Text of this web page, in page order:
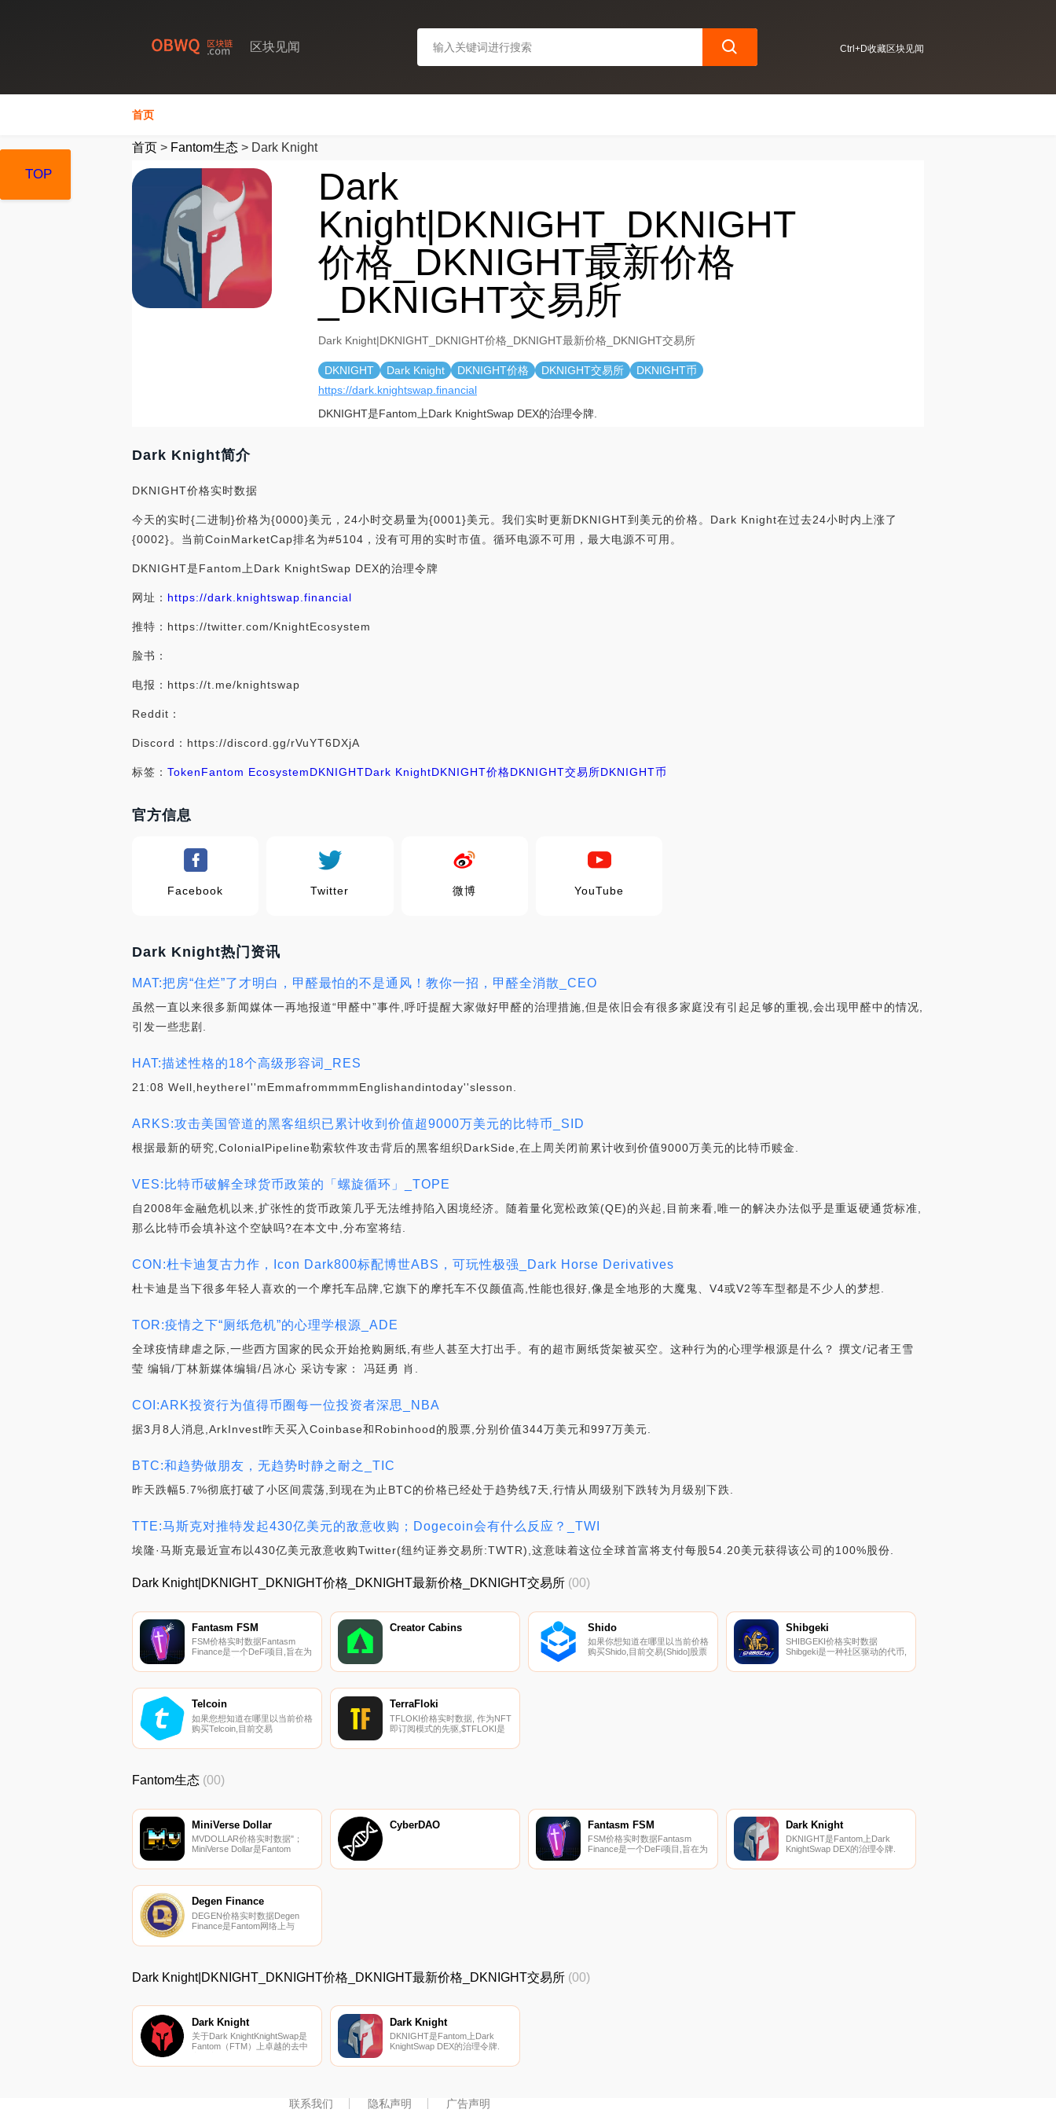
区块见闻 Ctrl+D收藏区块见闻
首页
首页 > Fantom生态 > Dark Knight
Dark
Knight|DKNIGHT_DKNIGHT
价格_DKNIGHT最新价格
_DKNIGHT交易所
Dark Knight|DKNIGHT_DKNIGHT价格_DKNIGHT最新价格_DKNIGHT交易所
DKNIGHT Dark Knight DKNIGHT价格 DKNIGHT交易所
DKNIGHT币
https://dark.knightswap.financial
DKNIGHT是Fantom上Dark KnightSwap DEX的治理令牌.
Dark Knight简介
DKNIGHT价格实时数据
今天的实时{二进制}价格为{0000}美元，24小时交易量为{0001}美元。我们实时更新DKNIGHT到美元的价格。Dark Knight在过去24小时内上涨了
{0002}。当前CoinMarketCap排名为#5104，没有可用的实时市值。循环电源不可用，最大电源不可用。
DKNIGHT是Fantom上Dark KnightSwap DEX的治理令牌
网址： https://dark.knightswap.financial
推特：https://twitter.com/KnightEcosystem
脸书：
电报：https://t.me/knightswap
Reddit：
Discord：https://discord.gg/rVuYT6DXjA
标签： TokenFantom EcosystemDKNIGHTDark KnightDKNIGHT价格DKNIGHT交易所DKNIGHT币
官方信息
Facebook Twitter 微博 YouTube
Dark Knight热门资讯
MAT:把房“住烂”了才明白，甲醛最怕的不是通风！教你一招，甲醛全消散_CEO
虽然一直以来很多新闻媒体一再地报道“甲醛中”事件,呼吁提醒大家做好甲醛的治理措施,但是依旧会有很多家庭没有引起足够的重视,会出现甲醛中的情况,
引发一些悲剧.
HAT:描述性格的18个高级形容词_RES
21:08 Well,heythereI''mEmmafrommmmEnglishandintoday''slesson.
ARKS:攻击美国管道的黑客组织已累计收到价值超9000万美元的比特币_SID
根据最新的研究,ColonialPipeline勒索软件攻击背后的黑客组织DarkSide,在上周关闭前累计收到价值9000万美元的比特币赎金.
VES:比特币破解全球货币政策的「螺旋循环」_TOPE
自2008年金融危机以来,扩张性的货币政策几乎无法维持陷入困境经济。随着量化宽松政策(QE)的兴起,目前来看,唯一的解决办法似乎是重返硬通货标准,
那么比特币会填补这个空缺吗?在本文中,分布室将结.
CON:杜卡迪复古力作，Icon Dark800标配博世ABS，可玩性极强_Dark Horse Derivatives
杜卡迪是当下很多年轻人喜欢的一个摩托车品牌,它旗下的摩托车不仅颜值高,性能也很好,像是全地形的大魔鬼、V4或V2等车型都是不少人的梦想.
TOR:疫情之下“厕纸危机”的心理学根源_ADE
全球疫情肆虐之际,一些西方国家的民众开始抢购厕纸,有些人甚至大打出手。有的超市厕纸货架被买空。这种行为的心理学根源是什么？ 撰文/记者王雪
莹 编辑/丁林新媒体编辑/吕冰心 采访专家： 冯廷勇 肖.
COI:ARK投资行为值得币圈每一位投资者深思_NBA
据3月8人消息,ArkInvest昨天买入Coinbase和Robinhood的股票,分别价值344万美元和997万美元.
BTC:和趋势做朋友，无趋势时静之耐之_TIC
昨天跌幅5.7%彻底打破了小区间震荡,到现在为止BTC的价格已经处于趋势线7天,行情从周级别下跌转为月级别下跌.
TTE:马斯克对推特发起430亿美元的敌意收购；Dogecoin会有什么反应？_TWI
埃隆·马斯克最近宣布以430亿美元敌意收购Twitter(纽约证券交易所:TWTR),这意味着这位全球首富将支付每股54.20美元获得该公司的100%股份.
TOP
Dark Knight|DKNIGHT_DKNIGHT价格_DKNIGHT最新价格_DKNIGHT交易所 (00)
Fantasm FSM
FSM价格实时数据Fantasm
Finance是一个DeFi项目,旨在为
成代币。想象一下,在没有实际
#Fantasm.
Creator Cabins Shido
如果你想知道在哪里以当前价格
购买Shido,目前交易{Shido]股票
DigiFinex、
Shibgeki
SHIBGEKI价格实时数据
Shibgeki是一种社区驱动的代币,
$SHIBGEKI的目标是成为第一
Telcoin
如果您想知道在哪里以当前价格
购买Telcoin,目前交易
货币交易所是Bitrue、ByTELt、
面上找到其他交易所.
TerraFloki
TFLOKI价格实时数据, 作为NFT
即订阅模式的先驱,$TFLOKI是
户可以通过向池中添加$TFLOKI
TOP
Fantom生态 (00)
MiniVerse Dollar
MVDOLLAR价格实时数据"；
MiniVerse Dollar是Fantom
算法稳定币.
CyberDAO Fantasm FSM
FSM价格实时数据Fantasm
Finance是一个DeFi项目,旨在为
成代币。想象一下,在没有实际
Dark Knight
DKNIGHT是Fantom上Dark
KnightSwap DEX的治理令牌.
Degen Finance
DEGEN价格实时数据Degen
Finance是Fantom网络上与
TOP
Dark Knight|DKNIGHT_DKNIGHT价格_DKNIGHT最新价格_DKNIGHT交易所 (00)
Dark Knight
关于Dark KnightKnightSwap是
Fantom（FTM）上卓越的去中
可靠和可持续的收益,同时提供
态系统,帮助投资者建立财富加
速工具,以最大限度地提高收益,
Dark Knight
DKNIGHT是Fantom上Dark
KnightSwap DEX的治理令牌.
联系我们 隐私声明 广告声明